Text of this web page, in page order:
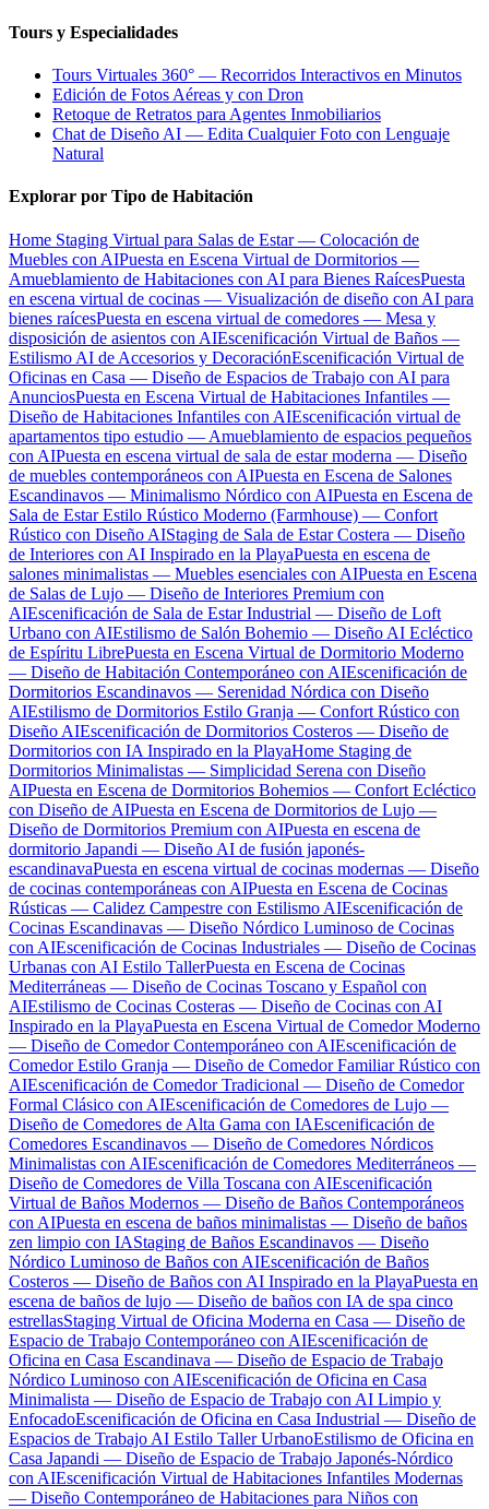
Tours y Especialidades
Tours Virtuales 360° — Recorridos Interactivos en Minutos
Edición de Fotos Aéreas y con Dron
Retoque de Retratos para Agentes Inmobiliarios
Chat de Diseño AI — Edita Cualquier Foto con Lenguaje
Natural
Explorar por Tipo de Habitación
Home Staging Virtual para Salas de Estar — Colocación de
Muebles con AIPuesta en Escena Virtual de Dormitorios —
Amueblamiento de Habitaciones con AI para Bienes RaícesPuesta
en escena virtual de cocinas — Visualización de diseño con AI para
bienes raícesPuesta en escena virtual de comedores — Mesa y
disposición de asientos con AIEscenificación Virtual de Baños —
Estilismo AI de Accesorios y DecoraciónEscenificación Virtual de
Oficinas en Casa — Diseño de Espacios de Trabajo con AI para
AnunciosPuesta en Escena Virtual de Habitaciones Infantiles —
Diseño de Habitaciones Infantiles con AIEscenificación virtual de
apartamentos tipo estudio — Amueblamiento de espacios pequeños
con AIPuesta en escena virtual de sala de estar moderna — Diseño
de muebles contemporáneos con AIPuesta en Escena de Salones
Escandinavos — Minimalismo Nórdico con AIPuesta en Escena de
Sala de Estar Estilo Rústico Moderno (Farmhouse) — Confort
Rústico con Diseño AIStaging de Sala de Estar Costera — Diseño
de Interiores con AI Inspirado en la PlayaPuesta en escena de
salones minimalistas — Muebles esenciales con AIPuesta en Escena
de Salas de Lujo — Diseño de Interiores Premium con
AIEscenificación de Sala de Estar Industrial — Diseño de Loft
Urbano con AIEstilismo de Salón Bohemio — Diseño AI Ecléctico
de Espíritu LibrePuesta en Escena Virtual de Dormitorio Moderno
— Diseño de Habitación Contemporáneo con AIEscenificación de
Dormitorios Escandinavos — Serenidad Nórdica con Diseño
AIEstilismo de Dormitorios Estilo Granja — Confort Rústico con
Diseño AIEscenificación de Dormitorios Costeros — Diseño de
Dormitorios con IA Inspirado en la PlayaHome Staging de
Dormitorios Minimalistas — Simplicidad Serena con Diseño
AIPuesta en Escena de Dormitorios Bohemios — Confort Ecléctico
con Diseño de AIPuesta en Escena de Dormitorios de Lujo —
Diseño de Dormitorios Premium con AIPuesta en escena de
dormitorio Japandi — Diseño AI de fusión japonés-
escandinavaPuesta en escena virtual de cocinas modernas — Diseño
de cocinas contemporáneas con AIPuesta en Escena de Cocinas
Rústicas — Calidez Campestre con Estilismo AIEscenificación de
Cocinas Escandinavas — Diseño Nórdico Luminoso de Cocinas
con AIEscenificación de Cocinas Industriales — Diseño de Cocinas
Urbanas con AI Estilo TallerPuesta en Escena de Cocinas
Mediterráneas — Diseño de Cocinas Toscano y Español con
AIEstilismo de Cocinas Costeras — Diseño de Cocinas con AI
Inspirado en la PlayaPuesta en Escena Virtual de Comedor Moderno
— Diseño de Comedor Contemporáneo con AIEscenificación de
Comedor Estilo Granja — Diseño de Comedor Familiar Rústico con
AIEscenificación de Comedor Tradicional — Diseño de Comedor
Formal Clásico con AIEscenificación de Comedores de Lujo —
Diseño de Comedores de Alta Gama con IAEscenificación de
Comedores Escandinavos — Diseño de Comedores Nórdicos
Minimalistas con AIEscenificación de Comedores Mediterráneos —
Diseño de Comedores de Villa Toscana con AIEscenificación
Virtual de Baños Modernos — Diseño de Baños Contemporáneos
con AIPuesta en escena de baños minimalistas — Diseño de baños
zen limpio con IAStaging de Baños Escandinavos — Diseño
Nórdico Luminoso de Baños con AIEscenificación de Baños
Costeros — Diseño de Baños con AI Inspirado en la PlayaPuesta en
escena de baños de lujo — Diseño de baños con IA de spa cinco
estrellasStaging Virtual de Oficina Moderna en Casa — Diseño de
Espacio de Trabajo Contemporáneo con AIEscenificación de
Oficina en Casa Escandinava — Diseño de Espacio de Trabajo
Nórdico Luminoso con AIEscenificación de Oficina en Casa
Minimalista — Diseño de Espacio de Trabajo con AI Limpio y
EnfocadoEscenificación de Oficina en Casa Industrial — Diseño de
Espacios de Trabajo AI Estilo Taller UrbanoEstilismo de Oficina en
Casa Japandi — Diseño de Espacio de Trabajo Japonés-Nórdico
con AIEscenificación Virtual de Habitaciones Infantiles Modernas
— Diseño Contemporáneo de Habitaciones para Niños con